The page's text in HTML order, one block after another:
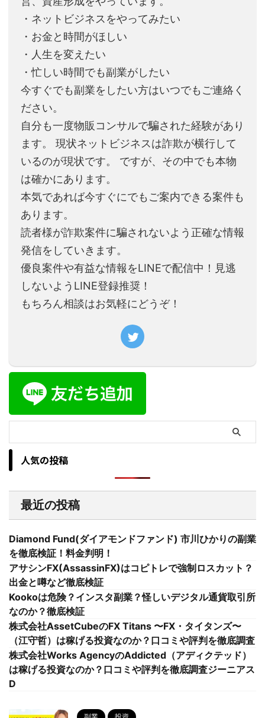
・ネットビジネスをやってみたい
・お金と時間がほしい
・人生を変えたい
・忙しい時間でも副業がしたい
今すぐでも副業をしたい方はいつでもご連絡く
ださい。
自分も一度物販コンサルで騙された経験があり
ます。 現状ネットビジネスは詐欺が横行して
いるのが現状です。 ですが、その中でも本物
は確かにあります。
本気であれば今すぐにでもご案内できる案件も
あります。
読者様が詐欺案件に騙されないよう正確な情報
発信をしていきます。
優良案件や有益な情報をLINEで配信中！見逃
しないようLINE登録推奨！
もちろん相談はお気軽にどうぞ！
人気の投稿
最近の投稿
Diamond Fund(ダイアモンドファンド) 市川ひかりの副業
を徹底検証！料金判明！
アサシンFX(AssassinFX)はコピトレで強制ロスカット？
出金と噂など徹底検証
Kookoは危険？インスタ副業？怪しいデジタル通貨取引所
なのか？徹底検証
株式会社AssetCubeのFX Titans 〜FX・タイタンズ〜
（江守哲）は稼げる投資なのか？口コミや評判を徹底調査
株式会社Works AgencyのAddicted（アディクテッド）
は稼げる投資なのか？口コミや評判を徹底調査ジーニアス
D